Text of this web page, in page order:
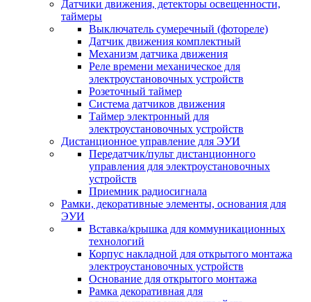
Датчики движения, детекторы освещенности,
таймеры
Выключатель сумеречный (фотореле)
Датчик движения комплектный
Механизм датчика движения
Реле времени механическое для
электроустановочных устройств
Розеточный таймер
Система датчиков движения
Таймер электронный для
электроустановочных устройств
Дистанционное управление для ЭУИ
Передатчик/пульт дистанционного
управления для электроустановочных
устройств
Приемник радиосигнала
Рамки, декоративные элементы, основания для
ЭУИ
Вставка/крышка для коммуникационных
технологий
Корпус накладной для открытого монтажа
электроустановочных устройств
Основание для открытого монтажа
Рамка декоративная для